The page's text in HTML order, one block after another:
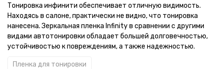
Тонировка инфинити обеспечивает отличную видимость.
Находясь в салоне, практически не видно, что тонировка
нанесена. Зеркальная пленка Infinity в сравнении с другими
видами автотонировки обладает большей долговечностью,
устойчивостью к повреждениям, а также надежностью.
Пленка для тонировки